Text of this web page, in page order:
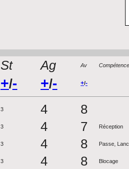
St Ag Av
+/- +/- +/-
3 4 8
3 4 7 Réception
3 4 8 Passe,
3 4 8 Blocage